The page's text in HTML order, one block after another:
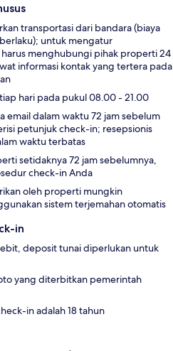
transportasi dari bandara (biaya
untuk mengatur
menghubungi pihak properti 24
informasi kontak yang tertera pada
hari pada pukul 08.00 - 21.00
email dalam waktu 72 jam sebelum
petunjuk check-in; resepsionis
waktu terbatas
setidaknya 72 jam sebelumnya,
check-in Anda
oleh properti mungkin
sistem terjemahan otomatis
in
deposit tunai diperlukan untuk
yang diterbitkan pemerintah
in adalah 18 tahun